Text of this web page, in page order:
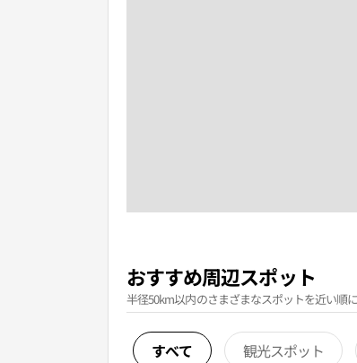
おすすめ周辺スポット
半径50km以内のさまざまなスポットを近い順に
すべて 観光スポット